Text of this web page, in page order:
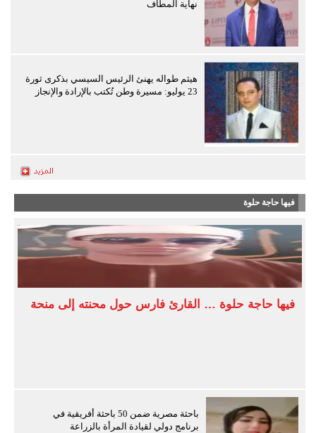
نهاية المطاف
هيثم طواله يهنئ الرئيس السيسي بذكرى ثورة
23 يوليو: مسيرة وطن تُكتب بالإرادة والإنجاز
فيها حاجة حلوة
فيها حاجة حلوة … القارئ فارس حول محنته إلى منحة
باحثة مصرية ضمن 50 باحثة أفريقية في
برنامج دولي لقيادة المرأة بالزراعة